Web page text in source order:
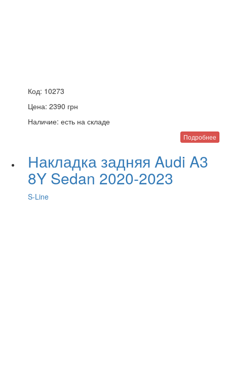
Код: 10273
Цена: 2390 грн
Наличие: есть на складе
Подробнее
Накладка задняя Audi A3
8Y Sedan 2020-2023
S-Line